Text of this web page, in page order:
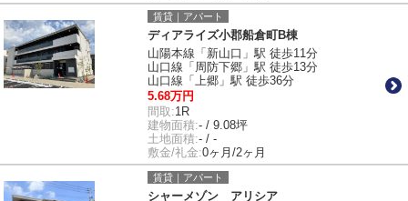
賃貸｜アパート
ディアライズ小郡船倉町B棟
山陽本線「新山口」駅 徒歩11分
山口線「周防下郷」駅 徒歩13分
山口線「上郷」駅 徒歩36分
5.68万円
間取:1R
建物面積:- / 9.08坪
土地面積:- / -
敷金/礼金:0ヶ月/2ヶ月
賃貸｜アパート
シャーメゾン アリシア